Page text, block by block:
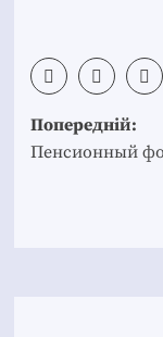
Post
Попередній:
Пенсионный